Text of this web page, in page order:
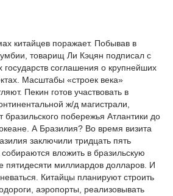
китайцев поражает. Побывав в
товарищ Ли Кэцян подписал с
государств соглашения о крупнейших
Масштабы «строек века»
Пекин готов участвовать в
ж/д магистрали,
бразильского побережья Атлантики до
А Бразилия? Во время визита
заключили тридцать пять
вложить в бразильскую
пятидесяти миллиардов долларов. И
Китайцы планируют строить
аэропорты, реализовывать